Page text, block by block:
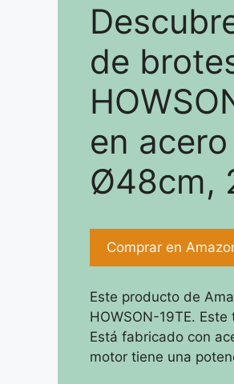
de
en
Ø48cm,
Comprar en
Este producto de
HOWSON-19TE.
Está fabricado con
motor tiene una